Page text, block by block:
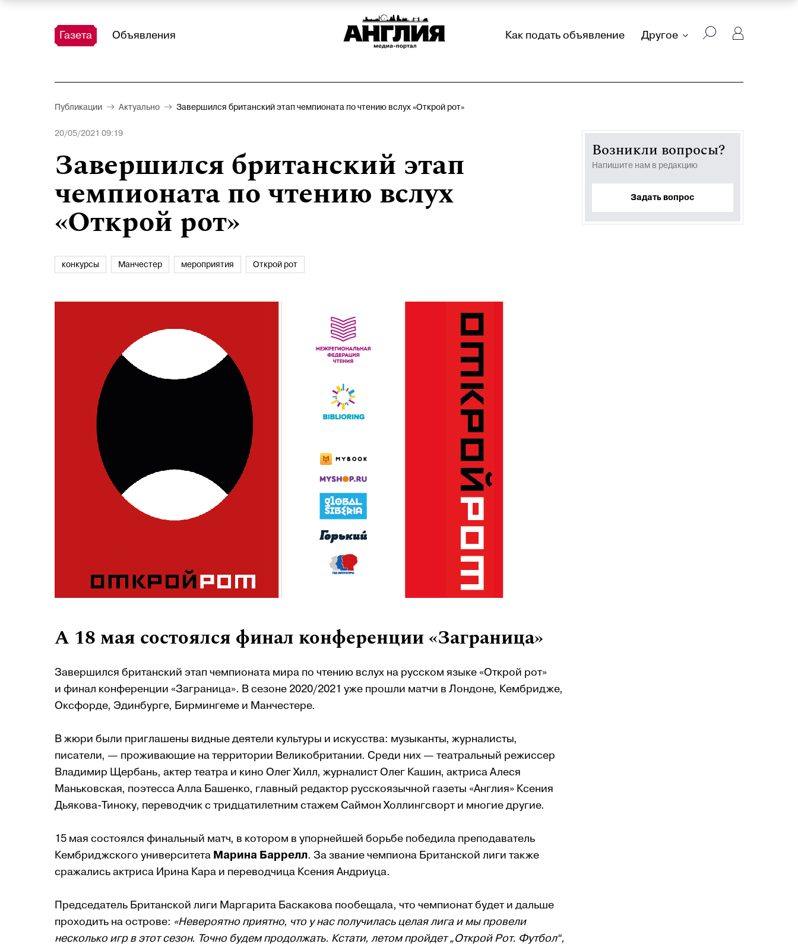
Газета Объявления Как подать объявление Другое
Публикации Актуально Завершился британский этап чемпионата по чтению вслух «Открой рот»
20/05/2021 09:19
Завершился британский этап
чемпионата по чтению вслух
«Открой рот»
конкурсы Манчестер мероприятия Открой рот
А 18 мая состоялся финал конференции «Заграница»
Завершился британский этап чемпионата мира по чтению вслух на русском языке «Открой рот»
и финал конференции «Заграница». В сезоне 2020/2021 уже прошли матчи в Лондоне, Кембридже,
Оксфорде, Эдинбурге, Бирмингеме и Манчестере.
В жюри были приглашены видные деятели культуры и искусства: музыканты, журналисты,
писатели, — проживающие на территории Великобритании. Среди них — театральный режиссер
Владимир Щербань, актер театра и кино Олег Хилл, журналист Олег Кашин, актриса Алеся
Маньковская, поэтесса Алла Башенко, главный редактор русскоязычной газеты «Англия» Ксения
Дьякова-Тиноку, переводчик с тридцатилетним стажем Саймон Холлингсворт и многие другие.
15 мая состоялся финальный матч, в котором в упорнейшей борьбе победила преподаватель
Кембриджского университета Марина Баррелл. За звание чемпиона Британской лиги также
сражались актриса Ирина Кара и переводчица Ксения Андриуца.
Председатель Британской лиги Маргарита Баскакова пообещала, что чемпионат будет и дальше
проходить на острове: «Невероятно приятно, что у нас получилась целая лига и мы провели
несколько игр в этот сезон. Точно будем продолжать. Кстати, летом пройдет „Открой Рот. Футбол“,
Возникли вопросы?
Напишите нам в редакцию
Задать вопрос